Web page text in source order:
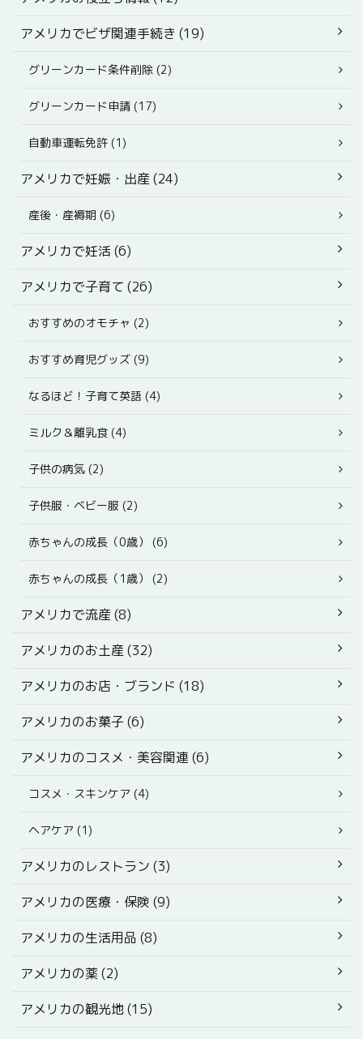
アメリカでビザ関連手続き (19)
グリーンカード条件削除 (2)
グリーンカード申請 (17)
自動車運転免許 (1)
アメリカで妊娠・出産 (24)
産後・産褥期 (6)
アメリカで妊活 (6)
アメリカで子育て (26)
おすすめのオモチャ (2)
おすすめ育児グッズ (9)
なるほど！子育て英語 (4)
ミルク＆離乳食 (4)
子供の病気 (2)
子供服・ベビー服 (2)
赤ちゃんの成長（0歳） (6)
赤ちゃんの成長（1歳） (2)
アメリカで流産 (8)
アメリカのお土産 (32)
アメリカのお店・ブランド (18)
アメリカのお菓子 (6)
アメリカのコスメ・美容関連 (6)
コスメ・スキンケア (4)
ヘアケア (1)
アメリカのレストラン (3)
アメリカの医療・保険 (9)
アメリカの生活用品 (8)
アメリカの薬 (2)
アメリカの観光地 (15)